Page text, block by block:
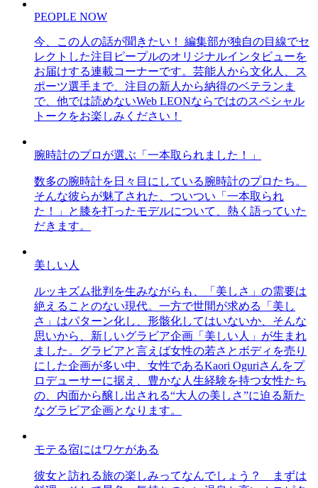
PEOPLE NOW
今、この人の話が聞きたい！ 編集部が独自の目線でセ
レクトした注目ピープルのオリジナルインタビューを
お届けする連載コーナーです。芸能人から文化人、ス
ポーツ選手まで、注目の新人から納得のベテランま
で、他では読めないWeb LEONならではのスペシャル
トークをお楽しみください！
腕時計のプロが選ぶ「一本取られました！」
数多の腕時計を日々目にしている腕時計のプロたち。
そんな彼らが魅了された、ついつい「一本取られ
た！」と膝を打ったモデルについて、熱く語っていた
だきます。
美しい人
ルッキズム批判を生みながらも、「美しさ」の需要は
絶えることのない現代。一方で世間が求める「美し
さ」はパターン化し、形骸化してはいないか、そんな
思いから、新しいグラビア企画「美しい人」が生まれ
ました。グラビアと言えば女性の若さとボディを売り
にした企画が多い中、女性であるKaori Oguriさんをプ
ロデューサーに据え、豊かな人生経験を持つ女性たち
の、内面から醸し出される“大人の美しさ”に迫る新た
なグラビア企画となります。
モテる宿にはワケがある
彼女と訪れる旅の楽しみってなんでしょう？ まずは